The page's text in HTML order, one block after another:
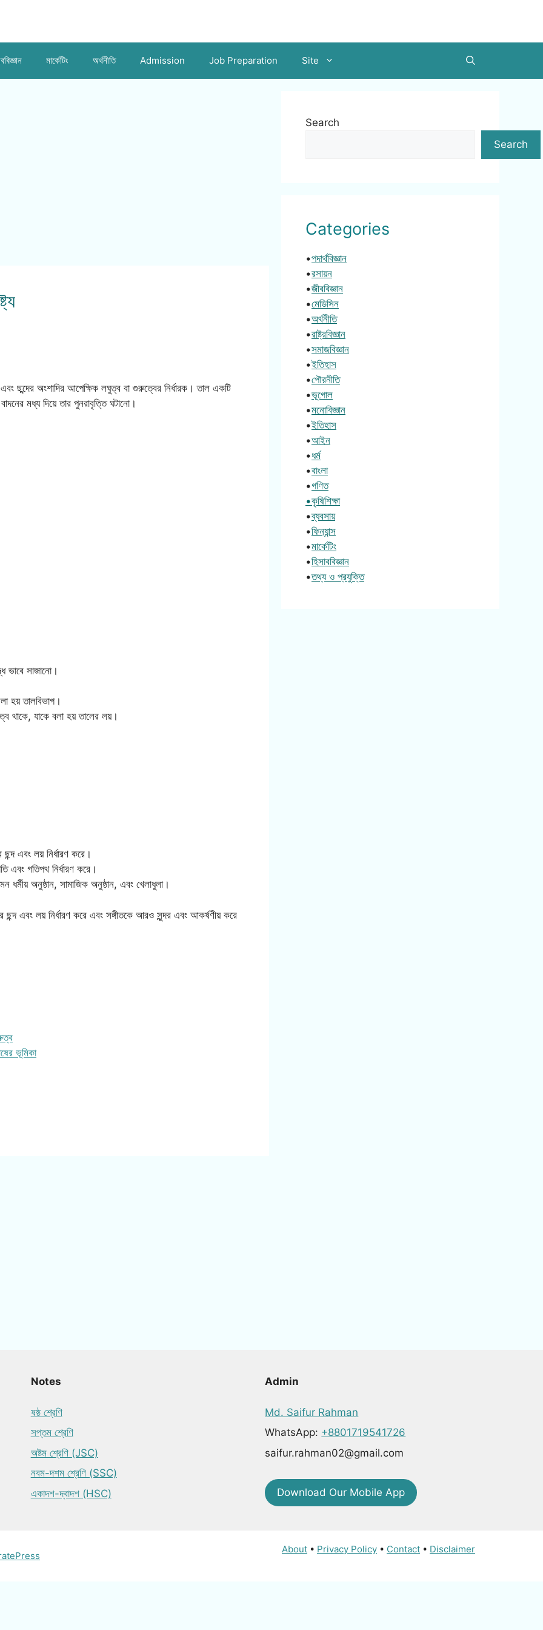
মার্কেটিং অর্থনীতি Admission Job Preparation Site
ছন্দের অংশাদির আপেক্ষিক লঘুত্ব বা গুরুত্বের নির্ধারক। তাল একটি
বাদনের মধ্য দিয়ে তার পুনরাবৃত্তি ঘটানো।
ভাবে সাজানো।
হয় তালবিভাগ।
থাকে, যাকে বলা হয় তালের লয়।
ছন্দ এবং লয় নির্ধারণ করে।
এবং গতিপথ নির্ধারণ করে।
ধর্মীয় অনুষ্ঠান, সামাজিক অনুষ্ঠান, এবং খেলাধুলা।
ছন্দ এবং লয় নির্ধারণ করে এবং সঙ্গীতকে আরও সুন্দর এবং আকর্ষণীয় করে
ভূমিকা
Search
Search
Categories
•পদার্থবিজ্ঞান
•রসায়ন
•জীববিজ্ঞান
•মেডিসিন
•অর্থনীতি
•রাষ্ট্রবিজ্ঞান
•সমাজবিজ্ঞান
•ইতিহাস
•পৌরনীতি
•ভূগোল
•মনোবিজ্ঞান
•ইতিহাস
•আইন
•ধর্ম
•বাংলা
•গণিত
•কৃষিশিক্ষা
•ব্যবসায়
•ফিন্যান্স
•মার্কেটিং
•হিসাববিজ্ঞান
•তথ্য ও প্রযুক্তি
Notes
ষষ্ঠ শ্রেণি
সপ্তম শ্রেণি
অষ্টম শ্রেণি (JSC)
নবম-দশম শ্রেণি (SSC)
একাদশ-দ্বাদশ (HSC)
Admin
Md. Saifur Rahman
WhatsApp: +8801719541726
saifur.rahman02@gmail.com
Download Our Mobile App
About • Privacy Policy • Contact • Disclaimer